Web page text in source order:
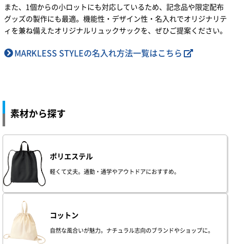
また、1個からの小ロットにも対応しているため、記念品や限定配布
グッズの製作にも最適。機能性・デザイン性・名入れでオリジナリテ
ィを兼ね備えたオリジナルリュックサックを、ぜひご提案ください。
MARKLESS STYLEの名入れ方法一覧はこちら
素材から探す
ポリエステル
軽くて丈夫。通勤・通学やアウトドアにおすすめ。
コットン
自然な風合いが魅力。ナチュラル志向のブランドやショップに。